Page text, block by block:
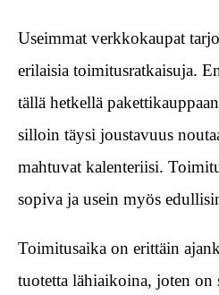
Useimmat verkkokaupat
erilaisia toimitusratkaisuja.
tällä hetkellä
silloin täysi joustavuus
mahtuvat kalenteriisi.
sopiva ja usein myös
Toimitusaika on erittäin
tuotetta lähiaikoina, joten on